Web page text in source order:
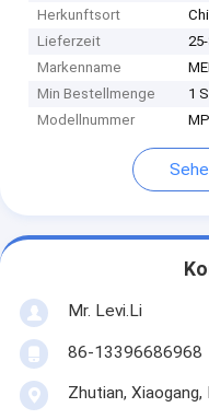
Herkunftsort
Lieferzeit
Markenname
Min Bestellmenge
1
Modellnummer
Mr. Levi.Li
86-13396686968
Zhutian, Xiaogang,